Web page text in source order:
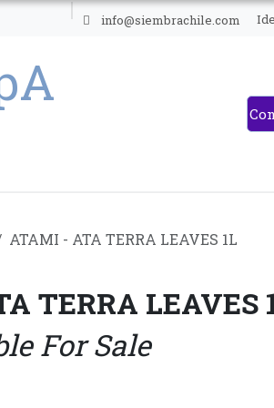
info@siembrachile.com
ATAMI - ATA TERRA LEAVES 1L
TERRA LEAVES
For Sale